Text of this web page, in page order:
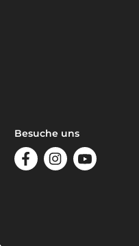
Besuche uns